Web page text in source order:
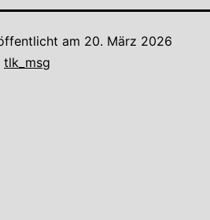
am 20. März 2026
tlk_msg